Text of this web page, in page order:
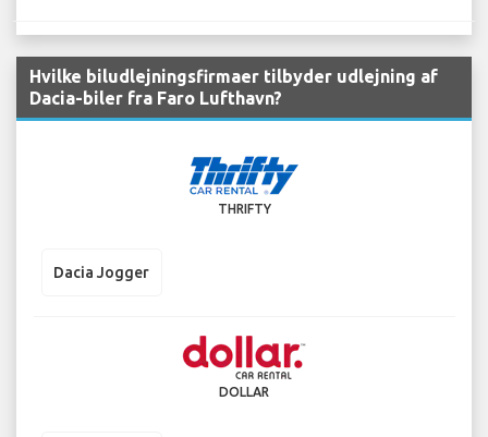
Hvilke biludlejningsfirmaer tilbyder udlejning af
Dacia-biler fra Faro Lufthavn?
THRIFTY
Dacia Jogger
DOLLAR